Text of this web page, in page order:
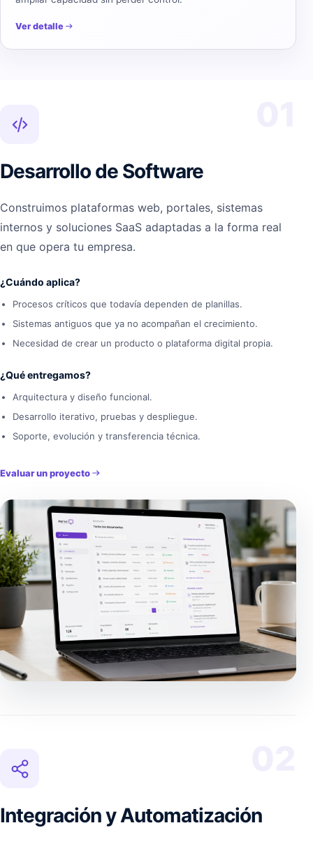
Ver detalle
Desarrollo de Software
Construimos plataformas web, portales, sistemas
internos y soluciones SaaS adaptadas a la forma real
en que opera tu empresa.
¿Cuándo aplica?
Procesos críticos que todavía dependen de planillas.
Sistemas antiguos que ya no acompañan el crecimiento.
Necesidad de crear un producto o plataforma digital propia.
¿Qué entregamos?
Arquitectura y diseño funcional.
Desarrollo iterativo, pruebas y despliegue.
Soporte, evolución y transferencia técnica.
Evaluar un proyecto
Integración y Automatización